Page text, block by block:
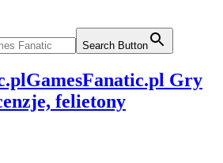
Search Button
GamesFanatic.pl Gry
felietony